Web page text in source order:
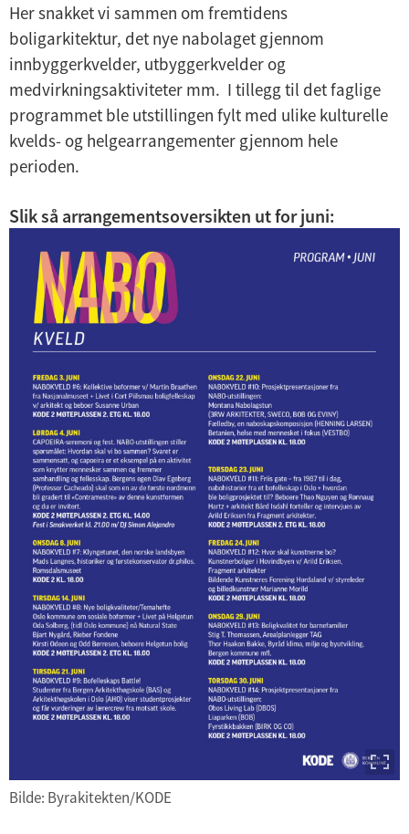
Her snakket vi sammen om fremtidens
boligarkitektur, det nye nabolaget gjennom
innbyggerkvelder, utbyggerkvelder og
medvirkningsaktiviteter mm. I tillegg til det faglige
programmet ble utstillingen fylt med ulike kulturelle
kvelds- og helgearrangementer gjennom hele
perioden.
Slik så arrangementsoversikten ut for juni:
Bilde: Byrakitekten/KODE